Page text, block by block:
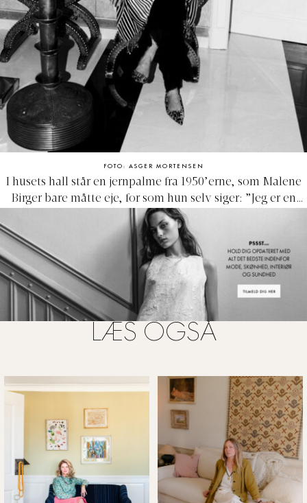
FOTO: ASGER MORTENSEN
I husets hall står en jernpalme fra 1950’erne, som Malene
Birger bare måtte eje, for som hun selv siger: ”Jeg er en
palmepige!”
LÆS OGSÅ